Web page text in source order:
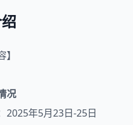
】
况
2025年5月23日-25日